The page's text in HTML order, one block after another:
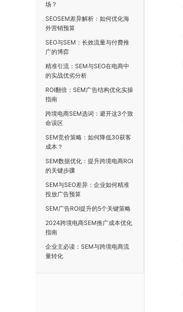
场？
SEOSEM差异解析：如何优化海
外营销预算
SEO与SEM：长效流量与付费推
广的博弈
精准引流：SEM与SEO在电商中
的实战优劣分析
ROI翻倍：SEM广告结构优化实操
指南
跨境电商SEM选词：避开这3个致
命误区
SEM竞价策略：如何降低30获客
成本？
SEM数据优化：提升跨境电商ROI
的关键步骤
SEM与SEO差异：企业如何精准
投放广告预算
SEM广告ROI提升的5个关键策略
2024跨境电商SEM推广成本优化
指南
企业主必读：SEM与跨境电商流
量转化